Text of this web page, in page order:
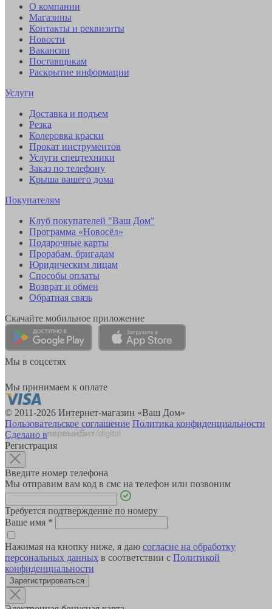
О компании
Магазины
Контакты и реквизиты
Новости
Вакансии
Поставщикам
Раскрытие информации
Услуги
Доставка и подъем
Резка
Колеровка краски
Прокат инструментов
Услуги спецтехники
Заказ по телефону
Крыша вашего дома
Покупателям
Клуб покупателей "Ваш Дом"
Программа «Новосёл»
Подарочные карты
Прорабам, бригадам
Юридическим лицам
Способы оплаты
Возврат и обмен
Обратная связь
Скачайте мобильное приложение
Мы в соцсетях
Мы принимаем к оплате
© 2011-2026 Интернет-магазин «Ваш Дом»
Пользовательское соглашение Политика конфиденциальности
Сделано в
Регистрация
Введите номер телефона
Мы отправим вам код в смс на телефон или позвоним
Требуется подтверждение по номеру
Ваше имя *
Нажимая на кнопку ниже, я даю согласие на обработку
персональных данных в соответствии с Политикой
конфиденциальности
Зарегистрироваться